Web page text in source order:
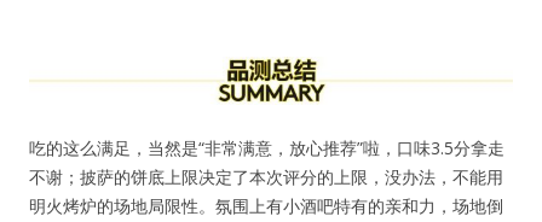
吃的这么满足，当然是“非常满意，放心推荐”啦，口味3.5分拿走
不谢；披萨的饼底上限决定了本次评分的上限，没办法，不能用
明火烤炉的场地局限性。氛围上有小酒吧特有的亲和力，场地倒